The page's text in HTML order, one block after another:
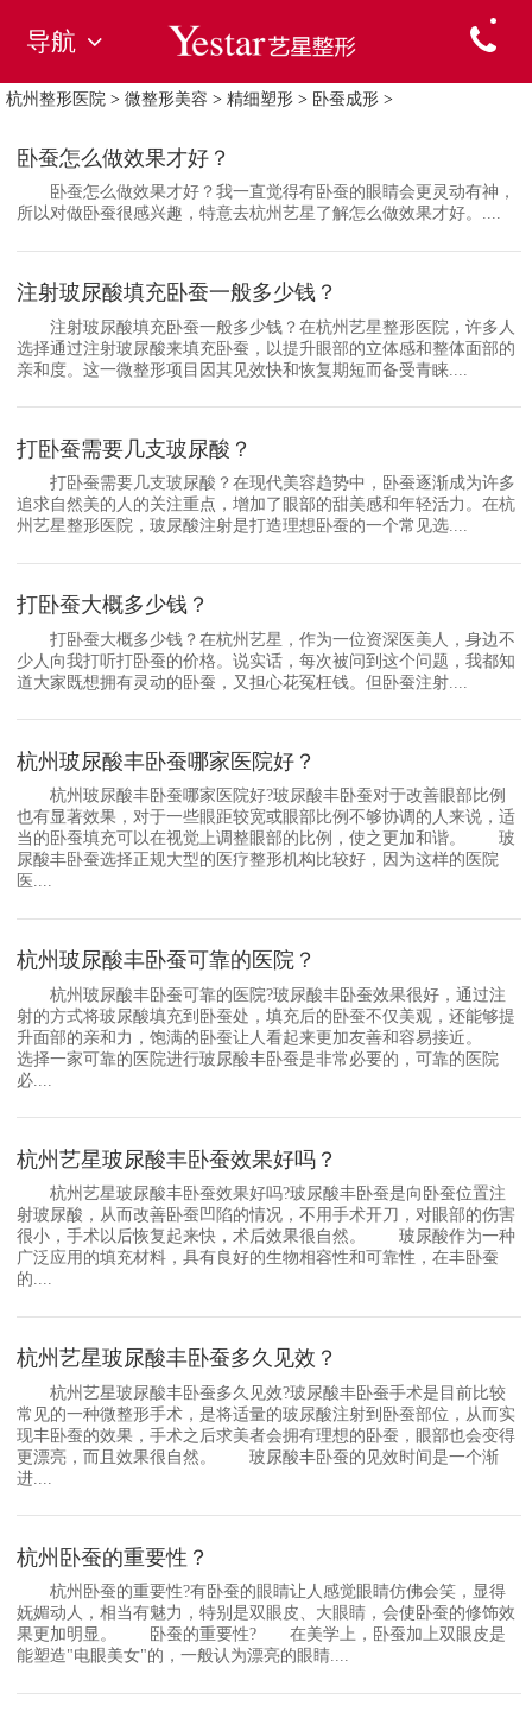
导航
杭州整形医院 > 微整形美容 > 精细塑形 > 卧蚕成形 >
卧蚕怎么做效果才好？
卧蚕怎么做效果才好？我一直觉得有卧蚕的眼睛会更灵动有神，
所以对做卧蚕很感兴趣，特意去杭州艺星了解怎么做效果才好。....
注射玻尿酸填充卧蚕一般多少钱？
注射玻尿酸填充卧蚕一般多少钱？在杭州艺星整形医院，许多人
选择通过注射玻尿酸来填充卧蚕，以提升眼部的立体感和整体面部的
亲和度。这一微整形项目因其见效快和恢复期短而备受青睐....
打卧蚕需要几支玻尿酸？
打卧蚕需要几支玻尿酸？在现代美容趋势中，卧蚕逐渐成为许多
追求自然美的人的关注重点，增加了眼部的甜美感和年轻活力。在杭
州艺星整形医院，玻尿酸注射是打造理想卧蚕的一个常见选....
打卧蚕大概多少钱？
打卧蚕大概多少钱？在杭州艺星，作为一位资深医美人，身边不
少人向我打听打卧蚕的价格。说实话，每次被问到这个问题，我都知
道大家既想拥有灵动的卧蚕，又担心花冤枉钱。但卧蚕注射....
杭州玻尿酸丰卧蚕哪家医院好？
杭州玻尿酸丰卧蚕哪家医院好?玻尿酸丰卧蚕对于改善眼部比例
也有显著效果，对于一些眼距较宽或眼部比例不够协调的人来说，适
当的卧蚕填充可以在视觉上调整眼部的比例，使之更加和谐。 玻
尿酸丰卧蚕选择正规大型的医疗整形机构比较好，因为这样的医院
医....
杭州玻尿酸丰卧蚕可靠的医院？
杭州玻尿酸丰卧蚕可靠的医院?玻尿酸丰卧蚕效果很好，通过注
射的方式将玻尿酸填充到卧蚕处，填充后的卧蚕不仅美观，还能够提
升面部的亲和力，饱满的卧蚕让人看起来更加友善和容易接近。
选择一家可靠的医院进行玻尿酸丰卧蚕是非常必要的，可靠的医院
必....
杭州艺星玻尿酸丰卧蚕效果好吗？
杭州艺星玻尿酸丰卧蚕效果好吗?玻尿酸丰卧蚕是向卧蚕位置注
射玻尿酸，从而改善卧蚕凹陷的情况，不用手术开刀，对眼部的伤害
很小，手术以后恢复起来快，术后效果很自然。 玻尿酸作为一种
广泛应用的填充材料，具有良好的生物相容性和可靠性，在丰卧蚕
的....
杭州艺星玻尿酸丰卧蚕多久见效？
杭州艺星玻尿酸丰卧蚕多久见效?玻尿酸丰卧蚕手术是目前比较
常见的一种微整形手术，是将适量的玻尿酸注射到卧蚕部位，从而实
现丰卧蚕的效果，手术之后求美者会拥有理想的卧蚕，眼部也会变得
更漂亮，而且效果很自然。 玻尿酸丰卧蚕的见效时间是一个渐
进....
杭州卧蚕的重要性？
杭州卧蚕的重要性?有卧蚕的眼睛让人感觉眼睛仿佛会笑，显得
妩媚动人，相当有魅力，特别是双眼皮、大眼睛，会使卧蚕的修饰效
果更加明显。 卧蚕的重要性? 在美学上，卧蚕加上双眼皮是
能塑造"电眼美女"的，一般认为漂亮的眼睛....